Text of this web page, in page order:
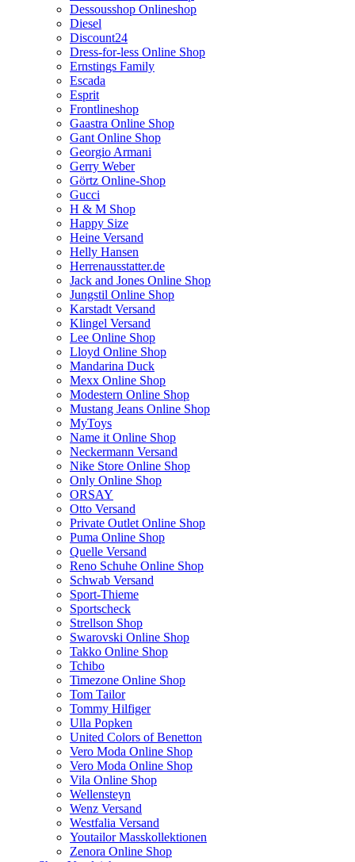
Dessousshop Onlineshop
Diesel
Discount24
Dress-for-less Online Shop
Ernstings Family
Escada
Esprit
Frontlineshop
Gaastra Online Shop
Gant Online Shop
Georgio Armani
Gerry Weber
Görtz Online-Shop
Gucci
H & M Shop
Happy Size
Heine Versand
Helly Hansen
Herrenausstatter.de
Jack and Jones Online Shop
Jungstil Online Shop
Karstadt Versand
Klingel Versand
Lee Online Shop
Lloyd Online Shop
Mandarina Duck
Mexx Online Shop
Modestern Online Shop
Mustang Jeans Online Shop
MyToys
Name it Online Shop
Neckermann Versand
Nike Store Online Shop
Only Online Shop
ORSAY
Otto Versand
Private Outlet Online Shop
Puma Online Shop
Quelle Versand
Reno Schuhe Online Shop
Schwab Versand
Sport-Thieme
Sportscheck
Strellson Shop
Swarovski Online Shop
Takko Online Shop
Tchibo
Timezone Online Shop
Tom Tailor
Tommy Hilfiger
Ulla Popken
United Colors of Benetton
Vero Moda Online Shop
Vero Moda Online Shop
Vila Online Shop
Wellensteyn
Wenz Versand
Westfalia Versand
Youtailor Masskollektionen
Zenora Online Shop